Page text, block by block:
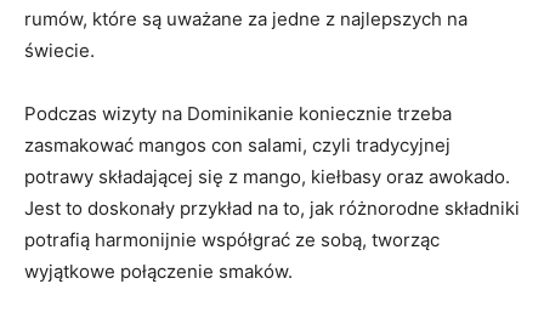
‍rumów, które są uważane za jedne z najlepszych na
świecie.
Podczas ‌wizyty na Dominikanie​ koniecznie ⁢trzeba⁢
zasmakować mangos ⁣con salami,​ czyli tradycyjnej
potrawy ‍składającej ​się ‌z‍ mango, kiełbasy oraz awokado.
Jest⁤ to⁤ doskonały ⁣przykład‌ na to, jak różnorodne składniki
potrafią harmonijnie współgrać ze sobą, tworząc​
wyjątkowe połączenie ⁤smaków.